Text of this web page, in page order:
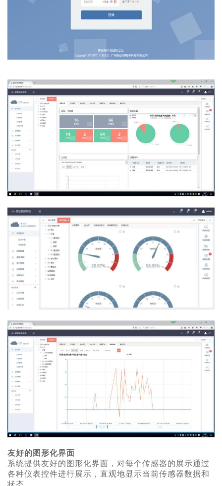
友好的图形化界面
系统提供友好的图形化界面，对每个传感器的展示通过
各种仪表控件进行展示，直观地显示当前传感器数据和
状态。